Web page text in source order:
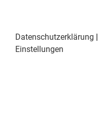
Datenschutzerklärung |
Einstellungen